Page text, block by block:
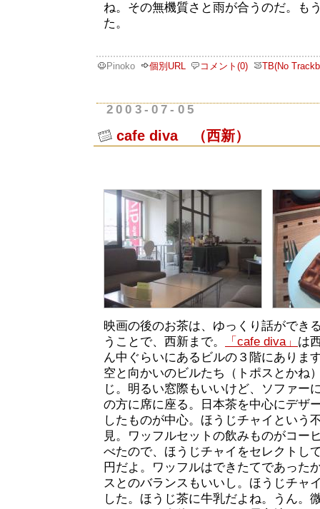
ね。その無機質さと雨が合うのだ。も
た。
Pinoko 個別URL コメント(0) TB(No
2003-07-05
cafe diva （西新）
映画の後のお茶は、ゆっくり話ができ
うことで、西新まで。
「cafe diva」 は
ん中ぐらいにあるビルの３階にありま
空と向かいのビルたち（トポスとかね
じ。明るい窓際もいいけど、ソファー
の方に席に座る。日本茶を中心にデザ
したものが中心。ほうじチャイという
見。ワッフルセットの飲みものがコー
べたので、ほうじチャイをセレクトし
円だよ。ワッフルはできたてであった
スとのバランスもいいし。ほうじチャ
した。ほうじ茶に牛乳だよね。うん。